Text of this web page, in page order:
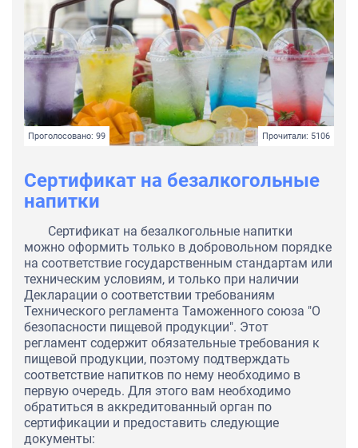
Проголосовано: 99 Прочитали: 5106
Сертификат на безалкогольные
напитки
Сертификат на безалкогольные напитки
можно оформить только в добровольном порядке
на соответствие государственным стандартам или
техническим условиям, и только при наличии
Декларации о соответствии требованиям
Технического регламента Таможенного союза "О
безопасности пищевой продукции". Этот
регламент содержит обязательные требования к
пищевой продукции, поэтому подтверждать
соответствие напитков по нему необходимо в
первую очередь. Для этого вам необходимо
обратиться в аккредитованный орган по
сертификации и предоставить следующие
документы: